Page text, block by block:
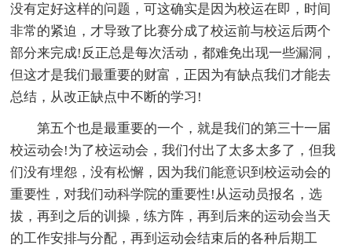
没有定好这样的问题，可这确实是因为校运在即，时间
非常的紧迫，才导致了比赛分成了校运前与校运后两个
部分来完成!反正总是每次活动，都难免出现一些漏洞，
但这才是我们最重要的财富，正因为有缺点我们才能去
总结，从改正缺点中不断的学习!
第五个也是最重要的一个，就是我们的第三十一届
校运动会!为了校运动会，我们付出了太多太多了，但我
们没有埋怨，没有松懈，因为我们能意识到校运动会的
重要性，对我们动科学院的重要性!从运动员报名，选
拔，再到之后的训操，练方阵，再到后来的运动会当天
的工作安排与分配，再到运动会结束后的各种后期工